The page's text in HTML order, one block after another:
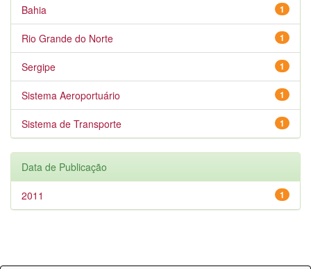
1
Bahia
1
Rio Grande do Norte
1
Sergipe
1
Sistema Aeroportuário
1
Sistema de Transporte
Data de Publicação
1
2011